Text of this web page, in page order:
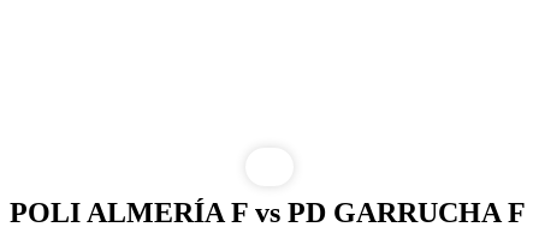
Saltar
al
POLI ALMERÍA F vs PD GARRUCHA F